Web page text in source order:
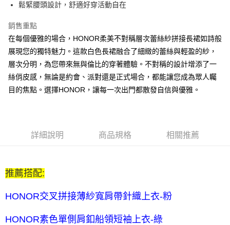
Google Pay
ATM付款
運送方式
全家取貨付款 -訂單滿 $2000 元即享免運服務，未滿則另收
$80 元物流費用。
每筆NT$80，滿NT$2,000(含以上)免運費
每筆NT$80，滿NT$2,000(含以上)免運費
元物流費
$80 元物流費
鬆緊腰頭設計，舒適好穿活動自在
銷售重點
在每個優雅的場合，HONOR柔美不對稱層次蕾絲紗拼接長裙如詩般
展現您的獨特魅力。這款白色長裙融合了細緻的蕾絲與輕盈的紗，
層次分明，為您帶來無與倫比的穿著體驗。不對稱的設計增添了一
絲俏皮感，無論是約會、派對還是正式場合，都能讓您成為眾人矚
目的焦點。選擇HONOR，讓每一次出門都散發自信與優雅。
詳細說明 商品規格 相關推薦
推薦搭配:
HONOR交叉拼接薄紗寬肩帶針織上衣-粉
HONOR素色單側肩釦船領短袖上衣-綠